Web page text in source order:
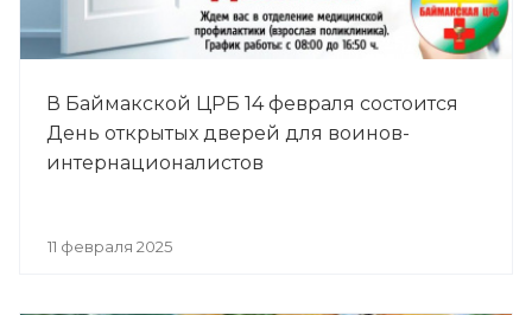
В Баймакской ЦРБ 14 февраля состоится
День открытых дверей для воинов-
интернационалистов
11 февраля 2025